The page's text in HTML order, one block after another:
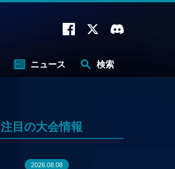
ニュース 検索
注目の大会情報
2026.08.08